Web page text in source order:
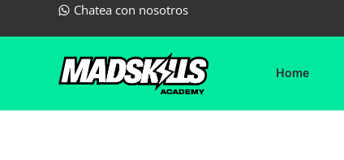
Chatea con nosotros
Home